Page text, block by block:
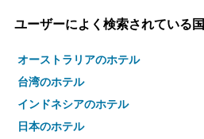
ユーザーによく検索されている国
オーストラリアのホテル
台湾のホテル
インドネシアのホテル
日本のホテル